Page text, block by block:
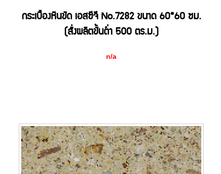
กระเบื้องหินขัด เอสซีจี No.7282 ขนาด 60*60 ซม.
(สั่งผลิตขั้นต่ำ 500 ตร.ม.)
n/a